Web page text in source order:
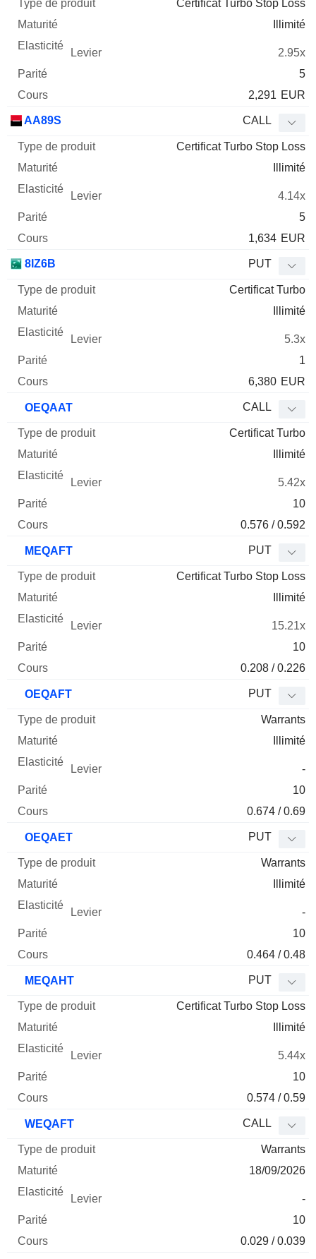
Certificat Turbo Stop Loss
Illimité
2.95x
5
2,291 EUR
AA89S CALL
Certificat Turbo Stop Loss
Illimité
4.14x
5
1,634 EUR
8IZ6B PUT
Certificat Turbo
Illimité
5.3x
1
6,380 EUR
OEQAAT CALL
Certificat Turbo
Illimité
5.42x
10
0.576 / 0.592
MEQAFT PUT
Certificat Turbo Stop Loss
Illimité
15.21x
10
0.208 / 0.226
OEQAFT PUT
Warrants
Illimité
-
10
0.674 / 0.69
OEQAET PUT
Warrants
Illimité
-
10
0.464 / 0.48
MEQAHT PUT
Certificat Turbo Stop Loss
Illimité
5.44x
10
0.574 / 0.59
WEQAFT CALL
Warrants
18/09/2026
-
10
0.029 / 0.039